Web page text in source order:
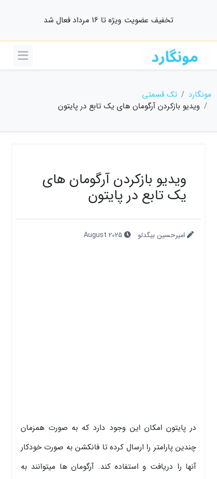
تخفیف عضویت ویژه تا 16 مرداد فعال شد
مونگارد
تک قسمتی
ویدیو بازکردن آرگومان های یک تابع در پایتون
ویدیو بازکردن آرگومان های
یک تابع در پایتون
امیرحسین بیگدلو
در پایتون امکان این وجود دارد که به صورت همزمان
چندین پارامتر را ارسال کرده تا فانکشن به صورت خودکار
آنها را دریافت و استفاده کند. آرگومان ها میتوانند به